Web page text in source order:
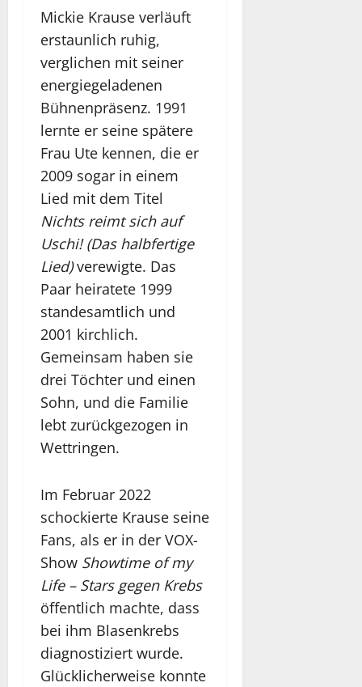
Mickie Krause verläuft
erstaunlich ruhig,
verglichen mit seiner
energiegeladenen
Bühnenpräsenz. 1991
lernte er seine spätere
Frau Ute kennen, die er
2009 sogar in einem
Lied mit dem Titel
Nichts reimt sich auf
Uschi! (Das halbfertige
Lied)verewigte. Das
Paar heiratete 1999
standesamtlich und
2001 kirchlich.
Gemeinsam haben sie
drei Töchter und einen
Sohn, und die Familie
lebt zurückgezogen in
Wettringen.
Im Februar 2022
schockierte Krause seine
Fans, als er in der VOX-
Show Showtime of my
Life – Stars gegen Krebs
öffentlich machte, dass
bei ihm Blasenkrebs
diagnostiziert wurde.
Glücklicherweise konnte